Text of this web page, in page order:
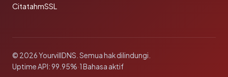
CitatahmSSL
© 2026 YourvillDNS. Semua hak dilindungi.
Uptime API: 99.95%·1 Bahasa aktif